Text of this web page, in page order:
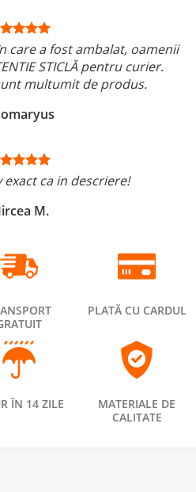
care a fost ambalat, oamenii
STICLĂ pentru curier.
multumit de produs.
ca in descriere!
M.
PLATĂ CU CARDUL
ÎN 14 ZILE
MATERIALE DE
CALITATE